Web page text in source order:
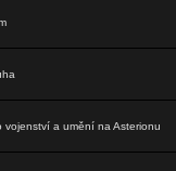
vojenství a umění na Asterionu